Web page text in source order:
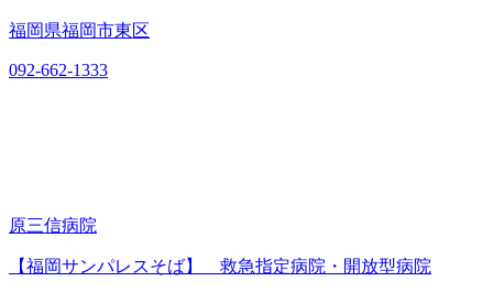
福岡県福岡市東区
092-662-1333
原三信病院
【福岡サンパレスそば】 救急指定病院・開放型病院